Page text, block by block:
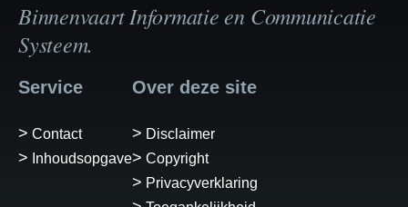
Binnenvaart Informatie en Communicatie
Systeem.
Service
Contact
Inhoudsopgave
Over deze site
Disclaimer
Copyright
Privacyverklaring